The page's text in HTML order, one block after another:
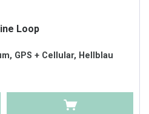
Loop
GPS + Cellular, Hellblau